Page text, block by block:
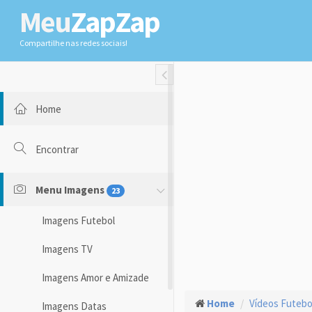
MeuZapZap
Compartilhe nas redes sociais!
Toggle Fullwidth
Home
Encontrar
Menu Imagens 23
Imagens Futebol
Imagens TV
Imagens Amor e Amizade
Imagens Datas Home Vídeos